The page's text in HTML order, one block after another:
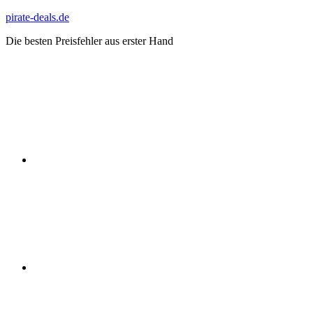
Zum
springen
pirate-deals.de
Die besten Preisfehler aus erster Hand